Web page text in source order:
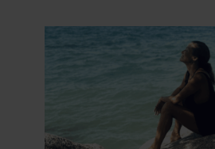
VERGETEN’